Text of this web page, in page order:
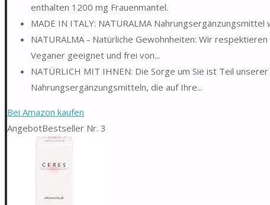
enthalten 1200 mg Frauenmantel.
MADE IN ITALY: NATURALMA
NATURALMA - Natürliche Gewohnheiten: Wir
Veganer geeignet und frei von...
NATÜRLICH MIT IHNEN: Die Sorge um Sie ist Teil
Nahrungsergänzungsmitteln, die auf Ihre...
Bei Amazon kaufen
AngebotBestseller Nr. 3